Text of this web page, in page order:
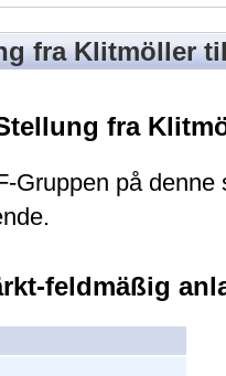
fra Klitmöller
fra
Gruppen på
feldmäßig